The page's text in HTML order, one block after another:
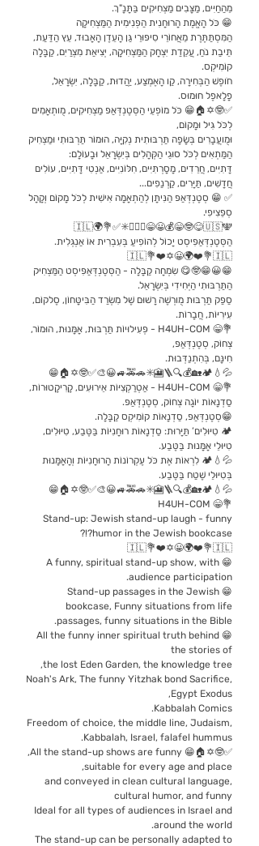
מֵהַחַיִּים, מַצָּבִים מַצְחִיקִים בַּתָּנָ"ךְ.
😁 כֹּל הָאֱמֶת הָרוּחָנִית הַפְּנִימִית הַמַּצְחִיקָה
הַמִּסְתַּתֶּרֶת מֵאֲחוֹרֵי סִיפּוּרֵי גַּן הָעֵדֶן הָאָבוּד, עֵץ הַדַּעַת,
תֵּיבַת נֹחַ, עֲקֵדַת יִצְחָק הַמַּצְחִיקָה, יְצִיאַת מִצְרַיִם, קַבָּלָה
קוֹמִיקְס.
חֹופֶשׁ הַבְּחִירָה, קַו הָאֶמְצַע, יַהֲדוּת, קַבָּלָה, יִשְׂרָאֵל,
פָלָאפֶל חוּמוּס.
✅🤓✡️🏠😁 כֹּל מוֹפְעֵי הַסְּטֶנְדְּאַפּ מַצְחִיקִים, מֻותְאָמִים
לְכֹּל גִּיל וּמָקוֹם,
וּמֻועֲבָרִים בְּשָׂפָה תַּרְבּוּתִית נְקִיָּה, הוּמוֹר תַּרְבּוּתִי וּמַצְחִיק
הַמַּתְאִים לְכֹּל סוּגֵי הַקְּהָלִים בְּיִשְׂרָאֵל וּבָעוֹלָם:
דָּתִיִּים, חֲרֵדִים, מָסָרְתִּיִּים, חִלּוֹנִיִּים, אַנְטִי דָּתִיִּים, עוֹלִים
חֲדָשִׁים, תַּיָּרִים, קַרְנַפִים...
✅ 😁 סְטֶנְדְּאַפּ הַנִּיתָּן לְהַתְאָמָה אִישִׁית לְכֹּל מָקוֹם וְקָהָל
סְפֵּצִיפִי.
🕎🇮🇱🌍💐✅✳️🏃🏻‍♂️😁😀💰😁🤓😋🇺🇸
הַסְּטֶנְדְּאַפִּיסְט יָכוֹל לְהוֹפִיעַ בְּעִבְרִית אוֹ אַנְגְּלִית.
🇮🇱💐❤️✡️😀🌍❤️💐🇮🇱
😁😀😁🤓😋 שִׂמְחָה קַבָּלָה - הַסְּטֶנְדְּאַפִּיסְט הַמַּצְחִיק
הַתַּרְבּוּתִי הַיְּחִידִי בְּיִשְׂרָאֵל.
סַפַּק תַּרְבּוּת מֻורְשֶׁה רָשׁוּם שֶׁל מִשְׂרַד הַבִּיטָּחוֹן, סֶלקוֹם,
עִירִיּוֹת, חֲבָרוֹת.
💐😁 H4UH-COM - פְּעִילוּיוֹת תַּרְבּוּת, אָמָּנוּת, הוּמוֹר,
צְחוֹק, סְטֶנְדְּאַפּ,
חִינָּם, בְּהִתְנַדְּבוּת.
💦💧🏕️🏡💰🔍🪜🎦✳️🚗🚕🚙😀🎨✅🤓✡️🏠😁
💐😁 H4UH-COM - אַטְרַקְצִיּוֹת אֵירוּעִים, קָרִיקָטוּרוֹת,
סַדְנָאוֹת יוֹגָה צְחוֹק, סְטֶנְדְּאַפּ.
😁סְטֶנְדְּאַפּ, סַדְנָאוֹת קוֹמִיקְס קַבָּלָה.
🏕️ טִיּוּלִים’ תַּיָּרוּת: סַדְנָאוֹת רוּחָנִיּוֹת בַּטֶּבַע, טִיּוּלִים,
טִיּוּלֵי אָמָּנוּת בַּטֶּבַע.
💦💧🏕️ לִרְאוֹת אֶת כֹּל עֶקְרוֹנוֹת הָרוּחָנִיּוֹת וְהָאָמָּנוּת
בְּטִיּוּלֵי שֶׁטַח בַּטֶּבַע.
💦💧🏕️🏡💰🔍🪜🎦✳️🚗🚕🚙😀🎨✅🤓✡️🏠😁
💐😁 H4UH-COM
Stand-up: Jewish stand-up laugh - funny
humor in the Jewish bookcase?!?
🇮🇱💐❤️✡️😀🌍❤️💐🇮🇱
😁 A funny, spiritual stand-up show, with
audience participation.
😁 Stand-up passages in the Jewish
bookcase, Funny situations from life
passages, funny situations in the Bible.
😁 All the funny inner spiritual truth behind
the stories of
the lost Eden Garden, the knowledge tree,
Noah's Ark, The funny Yitzhak bond Sacrifice,
Egypt Exodus,
Kabbalah Comics.
Freedom of choice, the middle line, Judaism,
Kabbalah, Israel, falafel hummus.
✅🤓✡️🏠😁 All the stand-up shows are funny,
suitable for every age and place,
and conveyed in clean cultural language,
cultural humor, and funny
Ideal for all types of audiences in Israel and
around the world.
The stand-up can be personally adapted to